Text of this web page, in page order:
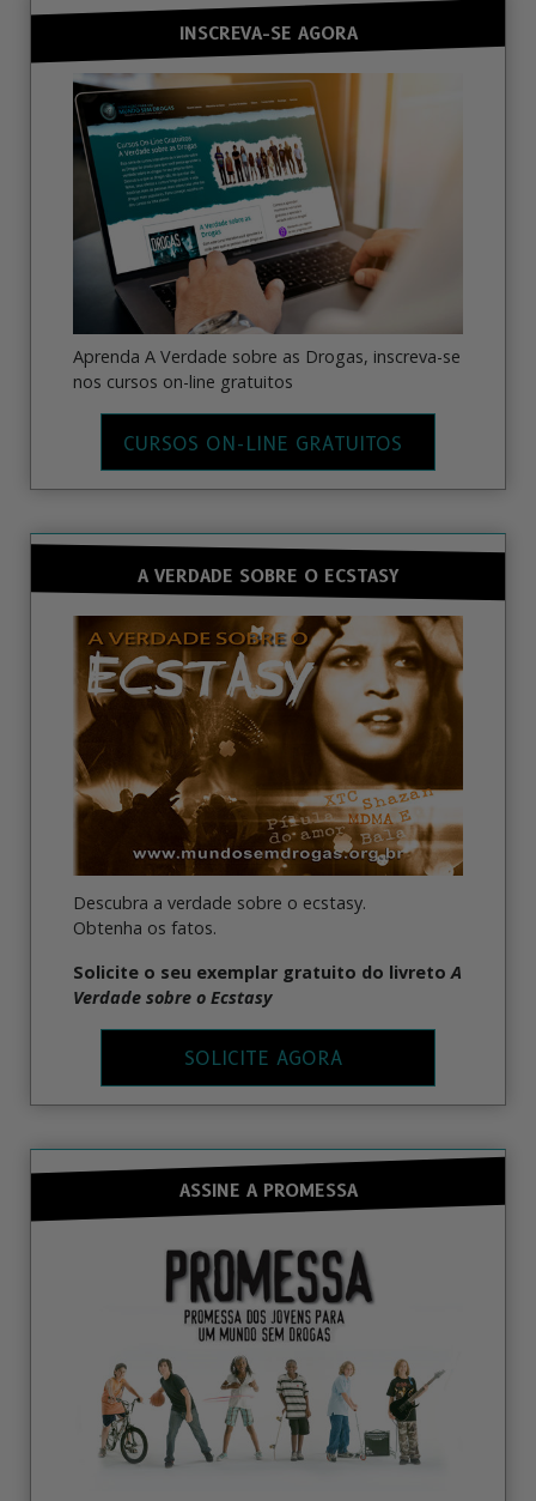
INSCREVA-SE AGORA
Aprenda A Verdade sobre as Drogas, inscreva-se
nos cursos on-line gratuitos
CURSOS ON-LINE GRATUITOS
A VERDADE SOBRE O ECSTASY
Descubra a verdade sobre o ecstasy.
Obtenha os fatos.
Solicite o seu exemplar gratuito do livretoA
Verdade sobre o Ecstasy
SOLICITE AGORA
ASSINE A PROMESSA